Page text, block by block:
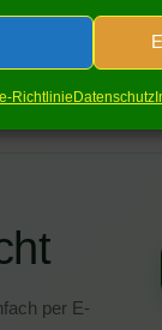
RichtlinieDatenschutz
per E-